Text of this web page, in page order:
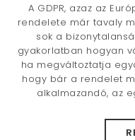
A GDPR, azaz az
rendelete már tavaly
sok a
gyakorlatban hogyan
ha megváltoztatja
hogy bár a rendelet
alkalmazandó, az